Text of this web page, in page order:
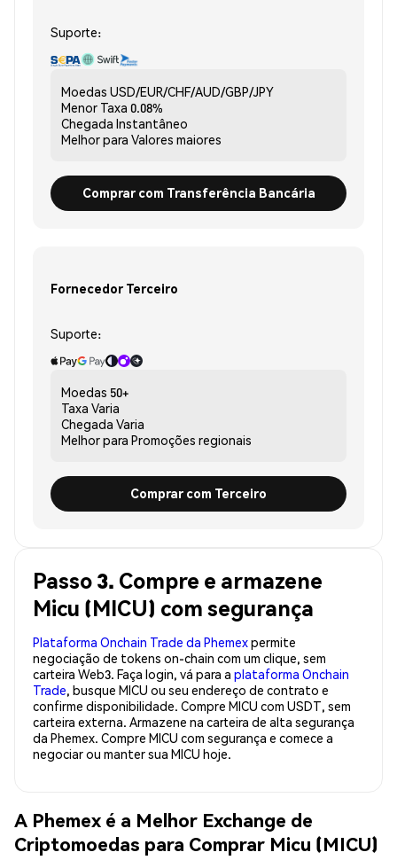
Suporte:
Moedas USD/EUR/CHF/AUD/GBP/JPY
Menor Taxa 0.08%
Chegada Instantâneo
Melhor para Valores maiores
Comprar com Transferência Bancária
Fornecedor Terceiro
Suporte:
Moedas 50+
Taxa Varia
Chegada Varia
Melhor para Promoções regionais
Comprar com Terceiro
Passo 3. Compre e armazene
Micu (MICU) com segurança
Plataforma Onchain Trade da Phemexpermite
negociação de tokens on-chain com um clique, sem
carteira Web3. Faça login, vá para a plataforma Onchain
Trade, busque MICU ou seu endereço de contrato e
confirme disponibilidade. Compre MICU com USDT, sem
carteira externa. Armazene na carteira de alta segurança
da Phemex. Compre MICU com segurança e comece a
negociar ou manter sua MICU hoje.
A Phemex é a Melhor Exchange de
Criptomoedas para Comprar Micu (MICU)